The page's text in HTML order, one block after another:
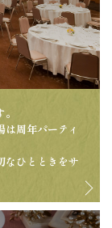
周年パーティ
なひとときをサ